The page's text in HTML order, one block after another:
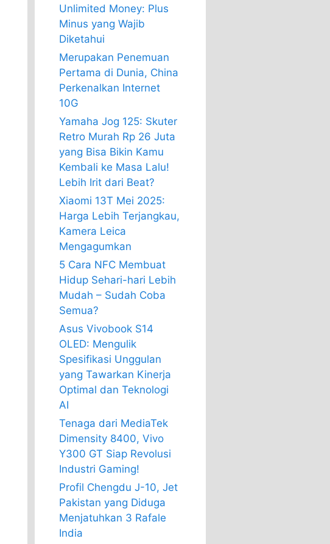
Unlimited Money: Plus
Minus yang Wajib
Diketahui
Merupakan Penemuan
Pertama di Dunia, China
Perkenalkan Internet
10G
Yamaha Jog 125: Skuter
Retro Murah Rp 26 Juta
yang Bisa Bikin Kamu
Kembali ke Masa Lalu!
Lebih Irit dari Beat?
Xiaomi 13T Mei 2025:
Harga Lebih Terjangkau,
Kamera Leica
Mengagumkan
5 Cara NFC Membuat
Hidup Sehari-hari Lebih
Mudah – Sudah Coba
Semua?
Asus Vivobook S14
OLED: Mengulik
Spesifikasi Unggulan
yang Tawarkan Kinerja
Optimal dan Teknologi
AI
Tenaga dari MediaTek
Dimensity 8400, Vivo
Y300 GT Siap Revolusi
Industri Gaming!
Profil Chengdu J-10, Jet
Pakistan yang Diduga
Menjatuhkan 3 Rafale
India